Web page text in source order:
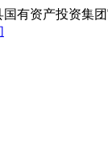
有资产投资集团